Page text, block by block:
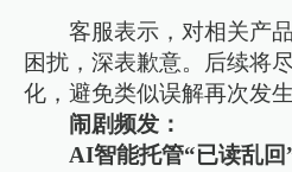
客服表示，对相关产
困扰，深表歉意。后续将
化，避免类似误解再次发生
闹剧频发：
AI智能托管“已读乱回